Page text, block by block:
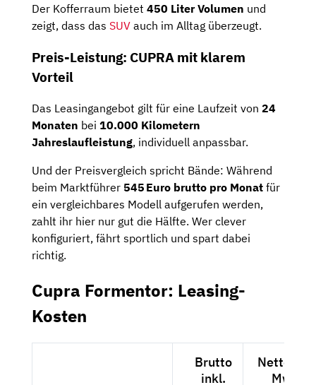
Der Kofferraum bietet 450 Liter Volumen und
zeigt, dass das SUV auch im Alltag überzeugt.
Preis-Leistung: CUPRA mit klarem
Vorteil
Das Leasingangebot gilt für eine Laufzeit von 24
Monaten bei 10.000 Kilometern
Jahreslaufleistung, individuell anpassbar.
Und der Preisvergleich spricht Bände: Während
beim Marktführer 545 Euro brutto pro Monat für
ein vergleichbares Modell aufgerufen werden,
zahlt ihr hier nur gut die Hälfte. Wer clever
konfiguriert, fährt sportlich und spart dabei
richtig.
Cupra Formentor: Leasing-
Kosten
Brutto
inkl.
Netto
MwSt.